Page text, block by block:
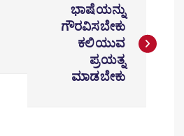
ಭಾಷೆಯನ್ನು
ಗೌರವಿಸಬೇಕು
ಕಲಿಯುವ
ಪ್ರಯತ್ನ
ಮಾಡಬೇಕು